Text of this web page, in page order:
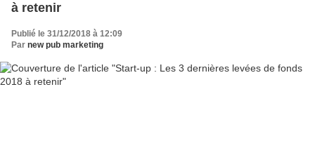
à retenir
Publié le 31/12/2018 à 12:09
Par new pub marketing